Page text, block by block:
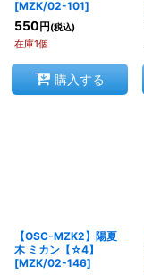
[MZK/02-101]
550 円 (税込)
在庫1個
購入する
【OSC-MZK2】陽夏
木 ミカン【☆4】
[MZK/02-146]